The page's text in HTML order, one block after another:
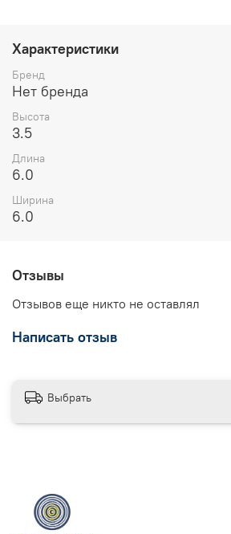
Характеристики
Бренд
Нет бренда
Высота
3.5
Длина
6.0
Ширина
6.0
Отзывы
Отзывов еще никто не оставлял
Написать отзыв
Выбрать